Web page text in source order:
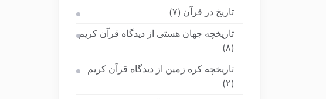
تاریخ در قرآن (۷)
تاریخچه جهان هستی از دیدگاه قرآن کریم
(۸)
تاریخچه کره زمین از دیدگاه قرآن کریم
(۲)